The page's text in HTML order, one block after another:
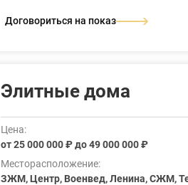
Договориться на показ
Элитные дома
Цена:
от 25 000 000 ₽ до 49 000 000 ₽
Месторасположение:
ЗЖМ, Центр, Военвед, Ленина, СЖМ,